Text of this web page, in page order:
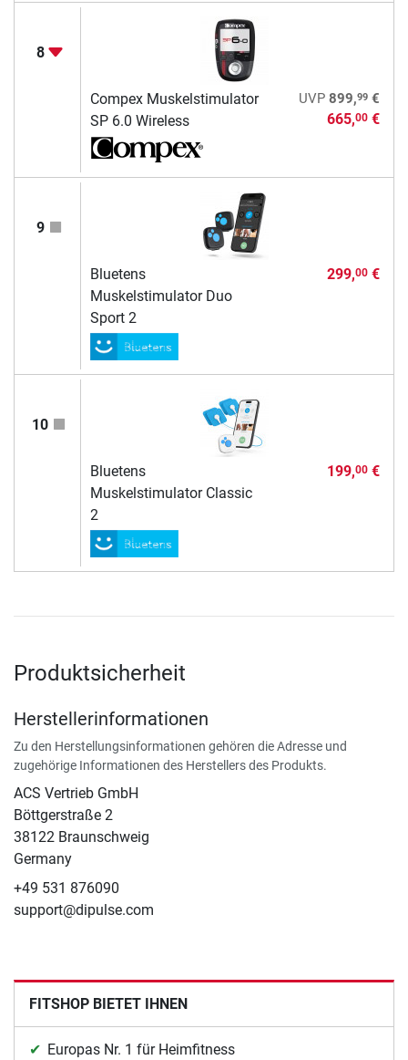
8
Compex Muskelstimulator
SP 6.0 Wireless
UVP 899,99€
665,00€
9
Bluetens
Muskelstimulator Duo
Sport 2
299,00€
10
Bluetens
Muskelstimulator Classic
2
199,00€
Produktsicherheit
Herstellerinformationen
Zu den Herstellungsinformationen gehören die Adresse und
zugehörige Informationen des Herstellers des Produkts.
ACS Vertrieb GmbH
Böttgerstraße 2
38122 Braunschweig
Germany
+49 531 876090
support@dipulse.com
FITSHOP BIETET IHNEN
Europas Nr. 1 für Heimfitness